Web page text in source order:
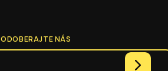
ODOBERAJTE NÁS